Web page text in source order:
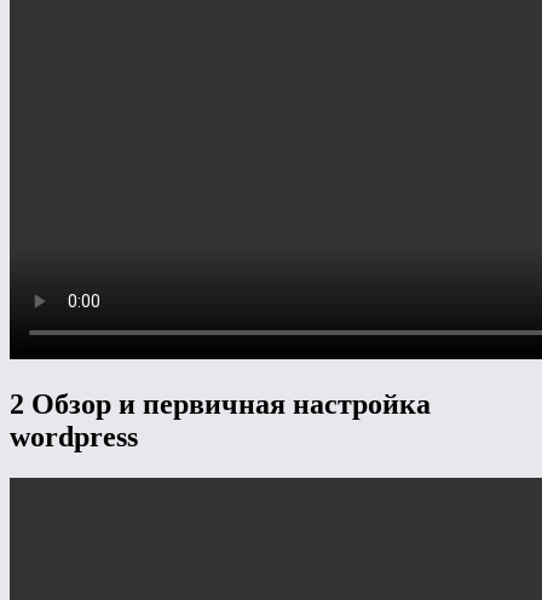
2 Обзор и первичная настройка
wordpress